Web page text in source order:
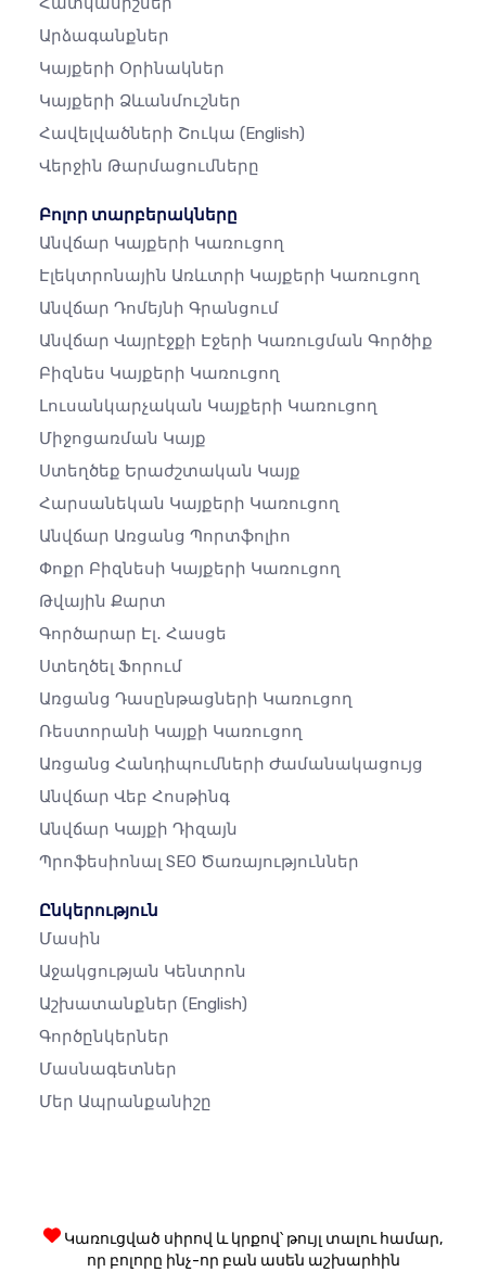
Արձագանքներ
Կայքերի Օրինակներ
Կայքերի Ձևանմուշներ
Հավելվածների Շուկա (English)
Վերջին Թարմացումները
Բոլոր տարբերակները
Անվճար Կայքերի Կառուցող
Էլեկտրոնային Առևտրի Կայքերի Կառուցող
Անվճար Դոմեյնի Գրանցում
Անվճար Վայրէջքի Էջերի Կառուցման Գործիք
Բիզնես Կայքերի Կառուցող
Լուսանկարչական Կայքերի Կառուցող
Միջոցառման Կայք
Ստեղծեք Երաժշտական ​​կայք
Հարսանեկան Կայքերի Կառուցող
Անվճար Առցանց Պորտֆոլիո
Փոքր Բիզնեսի Կայքերի Կառուցող
Թվային Քարտ
Գործարար Էլ․ Հասցե
Ստեղծել Ֆորում
Առցանց Դասընթացների Կառուցող
Ռեստորանի Կայքի Կառուցող
Առցանց Հանդիպումների Ժամանակացույց
Անվճար Վեբ Հոսթինգ
Անվճար Կայքի Դիզայն
Պրոֆեսիոնալ SEO Ծառայություններ
Ընկերություն
Մասին
Աջակցության Կենտրոն
Աշխատանքներ (English)
Գործընկերներ
Մասնագետներ
Մեր Ապրանքանիշը
Կառուցված սիրով և կրքով՝ թույլ տալու համար,
որ բոլորը ինչ-որ բան ասեն աշխարհին